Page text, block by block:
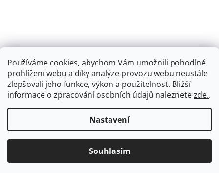
Používáme cookies, abychom Vám umožnili pohodlné
prohlížení webu a díky analýze provozu webu neustále
zlepšovali jeho funkce, výkon a použitelnost. Bližší
informace o zpracování osobních údajů naleznetezde..
Nastavení
Souhlasím